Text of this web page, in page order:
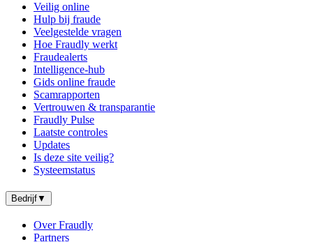
Veilig online
Hulp bij fraude
Veelgestelde vragen
Hoe Fraudly werkt
Fraudealerts
Intelligence-hub
Gids online fraude
Scamrapporten
Vertrouwen & transparantie
Fraudly Pulse
Laatste controles
Updates
Is deze site veilig?
Systeemstatus
Bedrijf▼
Over Fraudly
Partners